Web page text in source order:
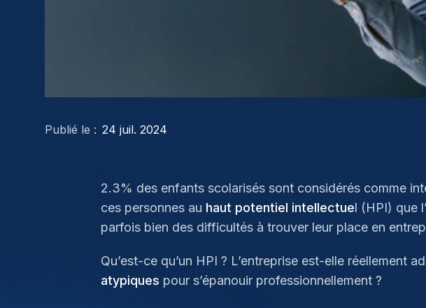
Publié le : 24 juil. 2024
2.3% des enfants scolarisés sont considérés comme
ces personnes au haut potentiel intellectuel (HPI) que
parfois bien des difficultés à trouver leur place en
Qu’est-ce qu’un HPI ? L’entreprise est-elle réellement
atypiques pour s’épanouir professionnellement ?